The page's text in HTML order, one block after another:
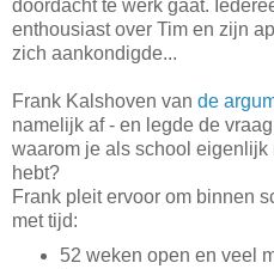
doordacht te werk gaat.
enthousiast over Tim en zijn
zich aankondigde...
Frank Kalshoven van de
namelijk af - en legde de
waarom je als school
hebt?
Frank pleit ervoor om binnen
met tijd:
52 weken open en veel